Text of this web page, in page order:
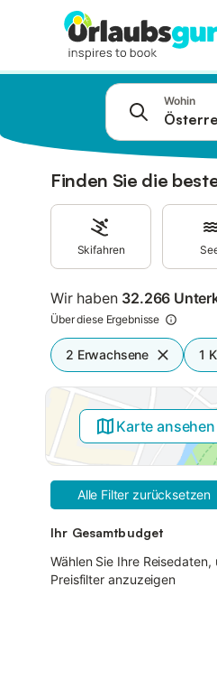
Filter
Angebote
Wohin
Finden Sie die
Skifahren
Wir haben 32.266
Über diese Ergebnisse
2 Erwachsene 1
Karte ansehen
Alle Filter zurücksetzen
Ihr Gesamtbudget
Wählen Sie Ihre Reisedaten,
Preisfilter anzuzeigen